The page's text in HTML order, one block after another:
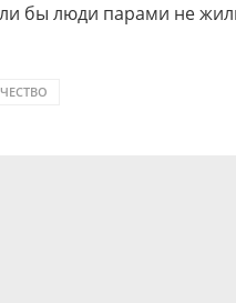
бы люди парами не